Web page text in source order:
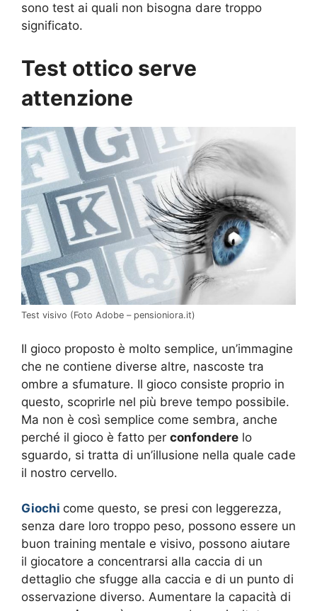
sono test ai quali non bisogna dare troppo
significato.
Test ottico serve
attenzione
Test visivo (Foto Adobe – pensioniora.it)
Il gioco proposto è molto semplice, un’immagine
che ne contiene diverse altre, nascoste tra
ombre a sfumature. Il gioco consiste proprio in
questo, scoprirle nel più breve tempo possibile.
Ma non è così semplice come sembra, anche
perché il gioco è fatto per confondere lo
sguardo, si tratta di un’illusione nella quale cade
il nostro cervello.
Giochi come questo, se presi con leggerezza,
senza dare loro troppo peso, possono essere un
buon training mentale e visivo, possono aiutare
il giocatore a concentrarsi alla caccia di un
dettaglio che sfugge alla caccia e di un punto di
osservazione diverso. Aumentare la capacità di